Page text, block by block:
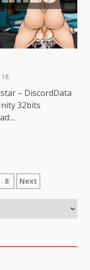
18
– DiscordData
32bits
8 Next